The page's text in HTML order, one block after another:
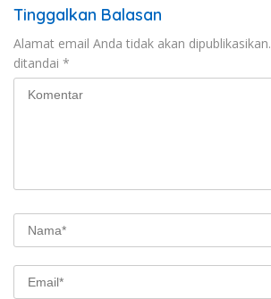
Tinggalkan Balasan
Alamat email Anda tidak akan dipublikasikan.
ditandai *